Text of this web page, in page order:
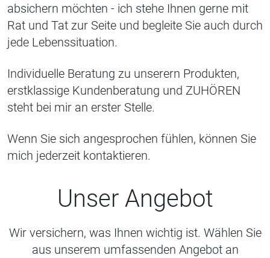
absichern möchten - ich stehe Ihnen gerne mit
Rat und Tat zur Seite und begleite Sie auch durch
jede Lebenssituation.
Individuelle Beratung zu unserern Produkten,
erstklassige Kundenberatung und ZUHÖREN
steht bei mir an erster Stelle.
Wenn Sie sich angesprochen fühlen, können Sie
mich jederzeit kontaktieren.
Unser Angebot
Wir versichern, was Ihnen wichtig ist. Wählen Sie
aus unserem umfassenden Angebot an